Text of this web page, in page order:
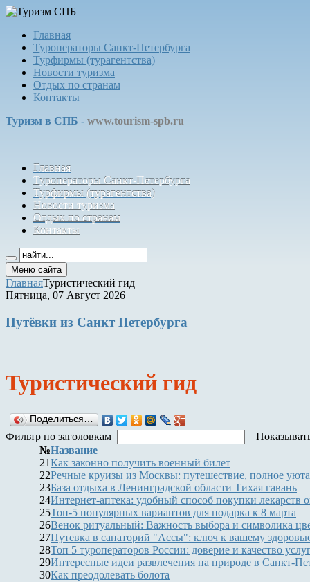
Главная
Туроператоры Санкт-Петербурга
Турфирмы (турагентства)
Новости туризма
Отдых по странам
Контакты
Туризм в СПБ - www.tourism-spb.ru
Главная
Туроператоры Санкт-Петербурга
Турфирмы (турагентства)
Новости туризма
Отдых по странам
Контакты
Меню сайта
ГлавнаяТуристический гид
Пятница, 07 Август 2026
Путёвки из Санкт Петербурга
Туристический гид
Поделиться…
Фильтр по заголовкам
№Название
21Как законно получить военный билет
22Речные круизы из Москвы: путешествие, полное
23База отдыха в Ленинградской области Тихая гавань
24Интернет-аптека: удобный способ покупки лекарств
25Топ-5 популярных вариантов для подарка к 8 марта
26Венок ритуальный: Важность выбора и символика
27Путевка в санаторий "Ассы": ключ к вашему
28Топ 5 туроператоров России: доверие и качество
29Интересные идеи развлечения на природе в Санкт-
30Как преодолевать болота